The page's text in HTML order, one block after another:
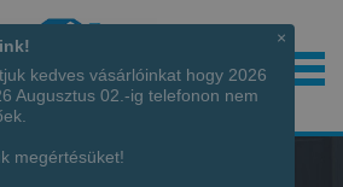
+36 70 7342034
×
kedves vásárlóinkat hogy 2026
Augusztus 02.-ig telefonon nem
megértésüket!